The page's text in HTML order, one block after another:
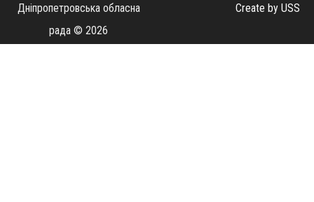
Дніпропетровська обласна
рада © 2026
Create by USS